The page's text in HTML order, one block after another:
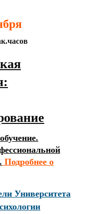
Подробнее о
Университета